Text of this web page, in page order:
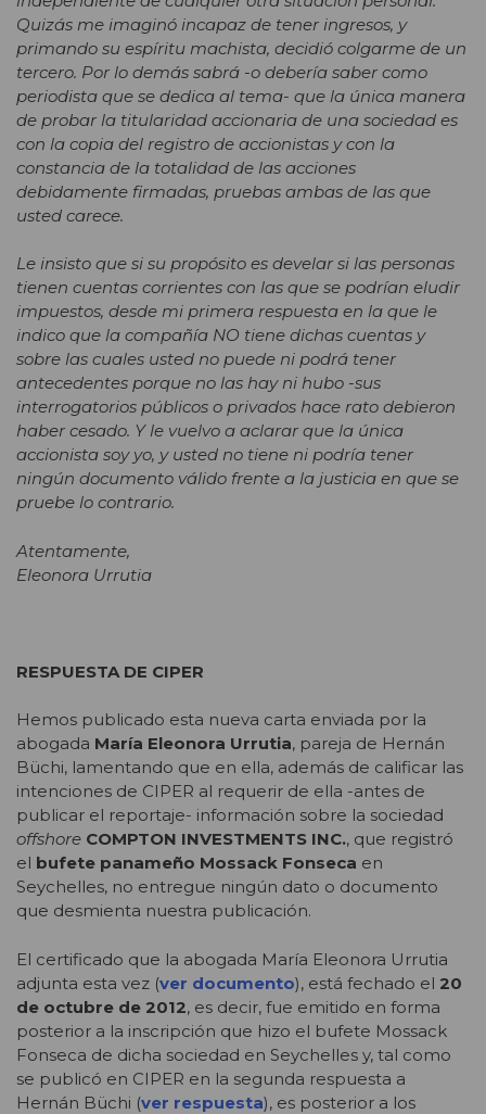
Quizás me imaginó incapaz de tener ingresos, y
primando su espíritu machista, decidió colgarme de un
tercero. Por lo demás sabrá -o debería saber como
periodista que se dedica al tema- que la única manera
de probar la titularidad accionaria de una sociedad es
con la copia del registro de accionistas y con la
constancia de la totalidad de las acciones
debidamente firmadas, pruebas ambas de las que
usted carece.
Le insisto que si su propósito es develar si las personas
tienen cuentas corrientes con las que se podrían eludir
impuestos, desde mi primera respuesta en la que le
indico que la compañía NO tiene dichas cuentas y
sobre las cuales usted no puede ni podrá tener
antecedentes porque no las hay ni hubo -sus
interrogatorios públicos o privados hace rato debieron
haber cesado. Y le vuelvo a aclarar que la única
accionista soy yo, y usted no tiene ni podría tener
ningún documento válido frente a la justicia en que se
pruebe lo contrario.
Atentamente,
Eleonora Urrutia
RESPUESTA DE CIPER
Hemos publicado esta nueva carta enviada por la
abogada María Eleonora Urrutia, pareja de Hernán
Büchi, lamentando que en ella, además de calificar las
intenciones de CIPER al requerir de ella -antes de
publicar el reportaje- información sobre la sociedad
offshore COMPTON INVESTMENTS INC., que registró
el bufete panameño Mossack Fonseca en
Seychelles, no entregue ningún dato o documento
que desmienta nuestra publicación.
El certificado que la abogada María Eleonora Urrutia
adjunta esta vez (ver documento), está fechado el 20
de octubre de 2012, es decir, fue emitido en forma
posterior a la inscripción que hizo el bufete Mossack
Fonseca de dicha sociedad en Seychelles y, tal como
se publicó en CIPER en la segunda respuesta a
Hernán Büchi (ver respuesta), es posterior a los